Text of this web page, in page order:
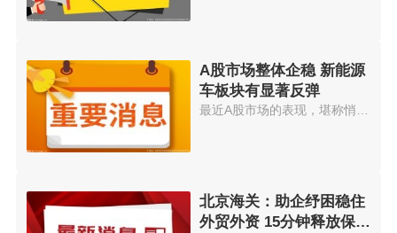
A股市场整体企稳 新能源
车板块有显著反弹
北京海关：助企纾困稳住
外贸外资 15分钟释放保证